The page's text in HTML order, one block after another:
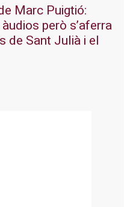
Marc Puigtió:
però s’aferra
de Sant Julià i el